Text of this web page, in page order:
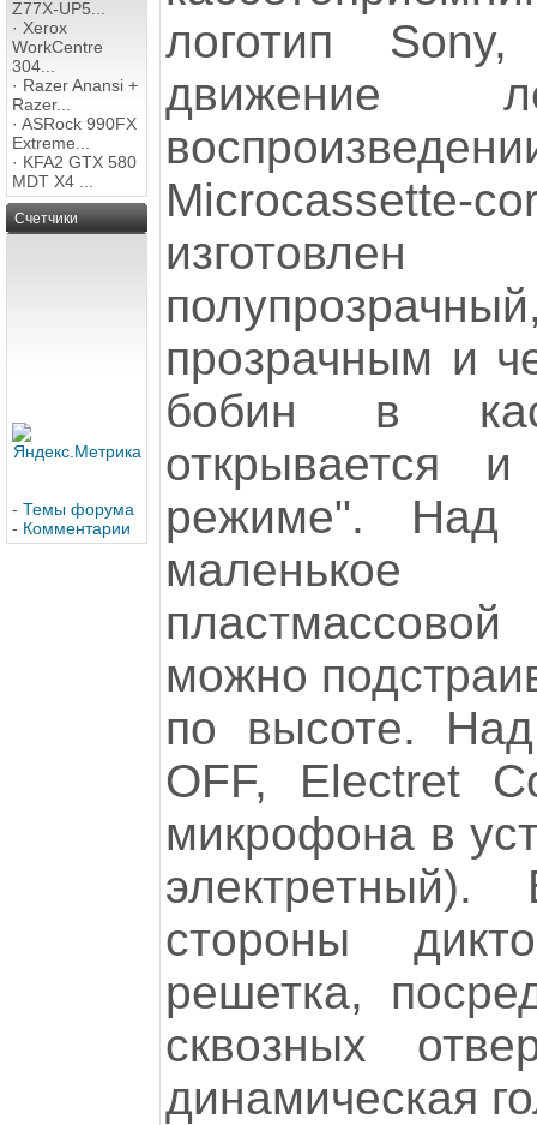
Z77X-UP5...
· Xerox
WorkCentre
304...
· Razer Anansi +
Razer...
· ASRock 990FX
Extreme...
· KFA2 GTX 580
MDT X4 ...
Счетчики
- Темы форума
- Комментарии
логотип
движение
Microcassette-
прозрачным и
бобин в
открывается
режиме". Над
маленькое
можно
по высоте.
OFF, Electret
микрофона в
стороны
решетка,
сквозных
динамическая